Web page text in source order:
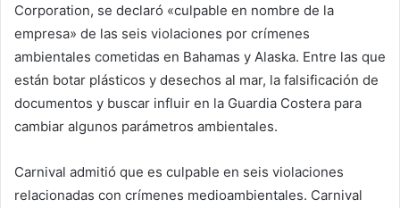
Corporation, se declaró «culpable en nombre de la
empresa» de las seis violaciones por crímenes
ambientales cometidas en Bahamas y Alaska. Entre las que
están botar plásticos y desechos al mar, la falsificación de
documentos y buscar influir en la Guardia Costera para
cambiar algunos parámetros ambientales.
Carnival admitió que es culpable en seis violaciones
relacionadas con crímenes medioambientales. Carnival